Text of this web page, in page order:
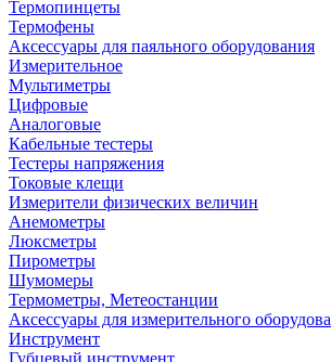
Термопинцеты
Термофены
Аксессуары для паяльного оборудования
Измерительное
Мультиметры
Цифровые
Аналоговые
Кабельные тестеры
Тестеры напряжения
Токовые клещи
Измерители физических величин
Анемометры
Люксметры
Пирометры
Шумомеры
Термометры, Метеостанции
Аксессуары для измерительного
Инструмент
Губцевый инструмент